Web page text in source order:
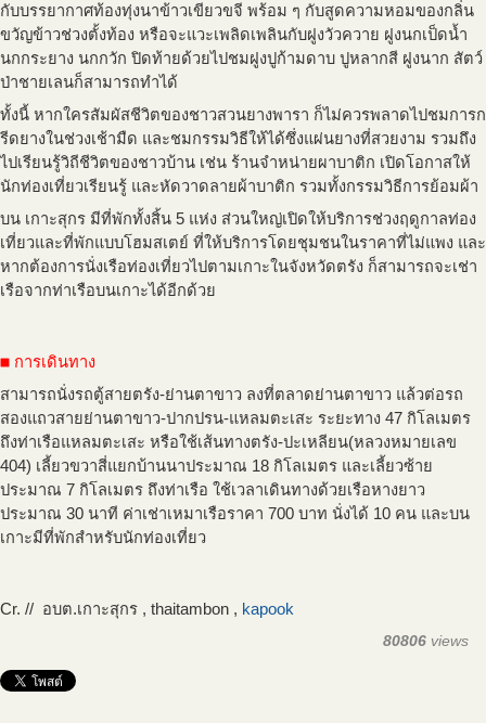
กับบรรยากาศท้องทุ่งนาข้าวเขียวขจี พร้อม ๆ กับสูดความหอมของกลิ่น
ขวัญข้าวช่วงตั้งท้อง หรือจะแวะเพลิดเพลินกับฝูงวัวควาย ฝูงนกเป็ดน้ำ
นกกระยาง นกกวัก ปิดท้ายด้วยไปชมฝูงปูก้ามดาบ ปูหลากสี ฝูงนาก สัตว์
ป่าชายเลนก็สามารถทำได้
ทั้งนี้ หากใครสัมผัสชีวิตของชาวสวนยางพารา ก็ไม่ควรพลาดไปชมการก
รีดยางในช่วงเช้ามืด และชมกรรมวิธีให้ได้ซึ่งแผ่นยางที่สวยงาม รวมถึง
ไปเรียนรู้วิถีชีวิตของชาวบ้าน เช่น ร้านจำหน่ายผาบาติก เปิดโอกาสให้
นักท่องเที่ยวเรียนรู้ และหัดวาดลายผ้าบาติก รวมทั้งกรรมวิธีการย้อมผ้า
บน เกาะสุกร มีที่พักทั้งสิ้น 5 แห่ง ส่วนใหญ่เปิดให้บริการช่วงฤดูกาลท่อง
เที่ยวและที่พักแบบโฮมสเตย์ ที่ให้บริการโดยชุมชนในราคาที่ไม่แพง และ
หากต้องการนั่งเรือท่องเที่ยวไปตามเกาะในจังหวัดตรัง ก็สามารถจะเช่า
เรือจากท่าเรือบนเกาะได้อีกด้วย
การเดินทาง
สามารถนั่งรถตู้สายตรัง-ย่านตาขาว ลงที่ตลาดย่านตาขาว แล้วต่อรถ
สองแถวสายย่านตาขาว-ปากปรน-แหลมตะเสะ ระยะทาง 47 กิโลเมตร
ถึงท่าเรือแหลมตะเสะ หรือใช้เส้นทางตรัง-ปะเหลียน(หลวงหมายเลข
404) เลี้ยวขวาสี่แยกบ้านนาประมาณ 18 กิโลเมตร และเลี้ยวซ้าย
ประมาณ 7 กิโลเมตร ถึงท่าเรือ ใช้เวลาเดินทางด้วยเรือหางยาว
ประมาณ 30 นาที ค่าเช่าเหมาเรือราคา 700 บาท นั่งได้ 10 คน และบน
เกาะมีที่พักสำหรับนักท่องเที่ยว
Cr. // อบต.เกาะสุกร , thaitambon , kapook
80806 views